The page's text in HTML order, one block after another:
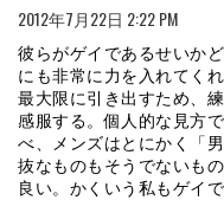
2012年7月22日 2:22 PM
彼らがゲイであるせいか
にも非常に力を入れてく
最大限に引き出すため、
感服する。個人的な見方
べ、メンズはとにかく「
抜なものもそうでないも
良い。かくいう私もゲイ